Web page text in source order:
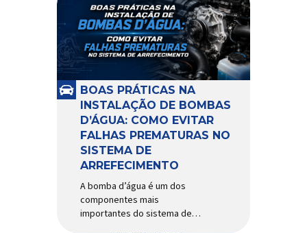
utilizada por equipes do World
Tour Patrocinadora de algumas
das principais equipes de
ciclismo do mundo, a Giro é
uma das marcas de capacetes
e acessórios para ciclismo
mais reconhecida no Brasil.
Importada e distribuída […]
BOAS PRÁTICAS NA
INSTALAÇÃO DE BOMBAS
D’ÁGUA: COMO EVITAR
FALHAS PREMATURAS NO
SISTEMA DE
ARREFECIMENTO
A bomba d’água é um dos
componentes mais
importantes do sistema de